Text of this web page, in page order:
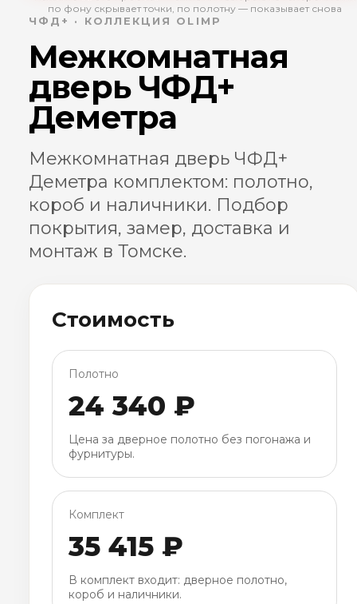
по фону скрывает точки, по полотну — показывает снова
ЧФД+ · КОЛЛЕКЦИЯ OLIMP
Межкомнатная
дверь ЧФД+
Деметра
Межкомнатная дверь ЧФД+
Деметра комплектом: полотно,
короб и наличники. Подбор
покрытия, замер, доставка и
монтаж в Томске.
Стоимость
Полотно
24 340 ₽
Цена за дверное полотно без погонажа и
фурнитуры.
Комплект
35 415 ₽
В комплект входит: дверное полотно,
короб и наличники.